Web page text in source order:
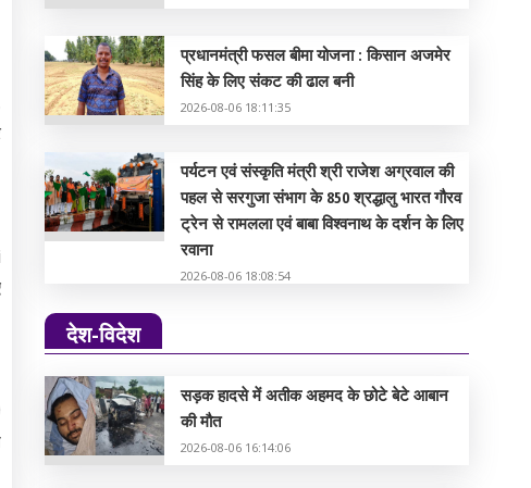
प्रधानमंत्री फसल बीमा योजना : किसान अजमेर
सिंह के लिए संकट की ढाल बनी
2026-08-06 18:11:35
पर्यटन एवं संस्कृति मंत्री श्री राजेश अग्रवाल की
पहल से सरगुजा संभाग के 850 श्रद्धालु भारत गौरव
ट्रेन से रामलला एवं बाबा विश्वनाथ के दर्शन के लिए
रवाना
2026-08-06 18:08:54
देश-विदेश
सड़क हादसे में अतीक अहमद के छोटे बेटे आबान
की मौत
2026-08-06 16:14:06